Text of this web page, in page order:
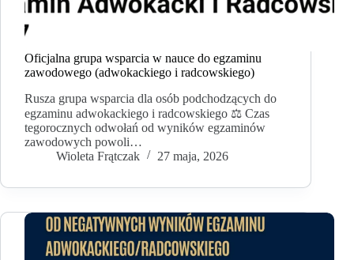
Oficjalna grupa wsparcia w nauce do egzaminu
zawodowego (adwokackiego i radcowskiego)
Rusza grupa wsparcia dla osób podchodzących do
egzaminu adwokackiego i radcowskiego ⚖️ Czas
tegorocznych odwołań od wyników egzaminów
zawodowych powoli…
Wioleta Frątczak
27 maja, 2026